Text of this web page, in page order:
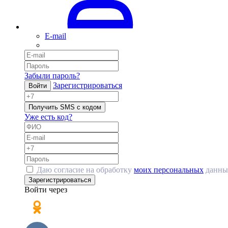
E-mail
Забыли пароль?
Войти Зарегистрироваться
Получить SMS с кодом
Уже есть код?
Даю согласие на обработку моих персональных
Зарегистрироваться
Войти через